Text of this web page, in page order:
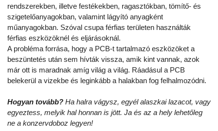
rendszerekben, illetve festékekben, ragasztókban, tömítő- és
szigetelőanyagokban, valamint lágyító anyagként
műanyagokban. Szóval csupa férfias területen használták
férfias eszközöknél és eljárásoknál.
A probléma forrása, hogy a PCB-t tartalmazó eszközöket a
beszüntetés után sem hívták vissza, amik kint vannak, azok
már ott is maradnak amíg világ a világ. Ráadásul a PCB
belekerül a vizekbe és leginkább a halakban fog felhalmozódni.
Hogyan tovább? Ha halra vágysz, egyél alaszkai lazacot, vagy
egyeztess, melyik hal honnan is jött. Ja és az a hely lehetőleg
ne a konzervdoboz legyen!